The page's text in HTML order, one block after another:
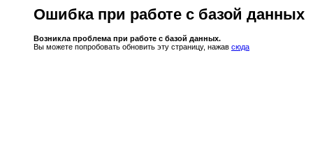
Ошибка при работе с базой данных
Возникла проблема при работе с базой данных.
Вы можете попробовать обновить эту страницу, нажав сюда